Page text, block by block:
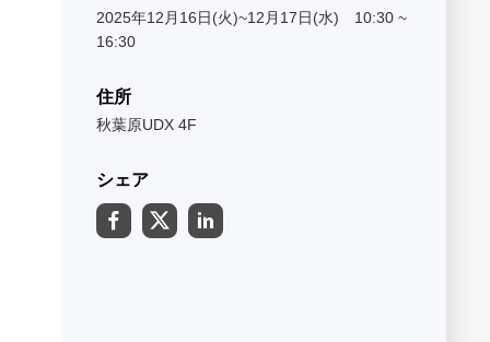
2025年12月16日(火)~12月17日(水) 10:30 ~
16:30
住所
秋葉原UDX 4F
シェア